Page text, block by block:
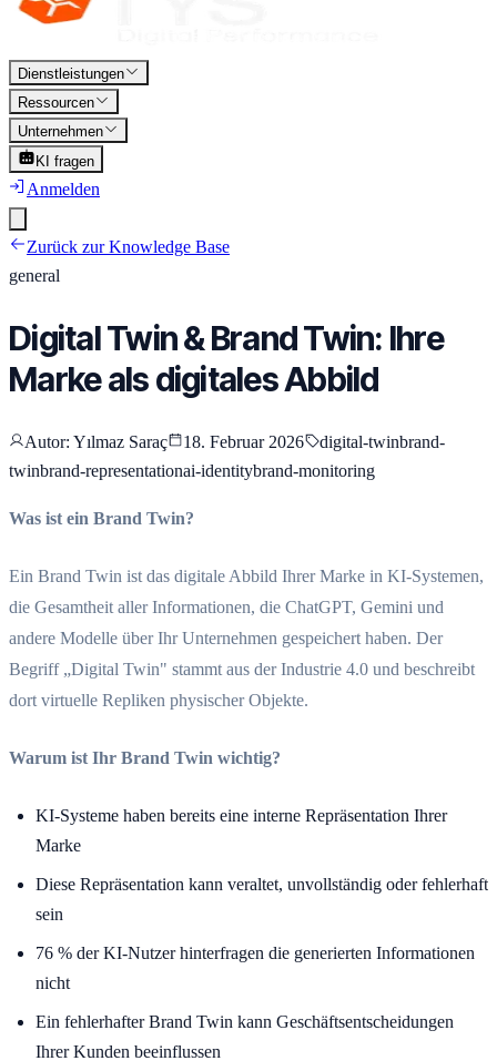
Dienstleistungen
Ressourcen
Unternehmen
KI fragen
Anmelden
Zurück zur Knowledge Base
general
Digital Twin & Brand Twin: Ihre
Marke als digitales Abbild
Autor: Yılmaz Saraç 18. Februar 2026 digital-twinbrand-
twinbrand-representationai-identitybrand-monitoring
Was ist ein Brand Twin?
Ein Brand Twin ist das digitale Abbild Ihrer Marke in KI-Systemen,
die Gesamtheit aller Informationen, die ChatGPT, Gemini und
andere Modelle über Ihr Unternehmen gespeichert haben. Der
Begriff „Digital Twin" stammt aus der Industrie 4.0 und beschreibt
dort virtuelle Repliken physischer Objekte.
Warum ist Ihr Brand Twin wichtig?
KI-Systeme haben bereits eine interne Repräsentation Ihrer
Marke
Diese Repräsentation kann veraltet, unvollständig oder fehlerhaft
sein
76 % der KI-Nutzer hinterfragen die generierten Informationen
nicht
Ein fehlerhafter Brand Twin kann Geschäftsentscheidungen
Ihrer Kunden beeinflussen